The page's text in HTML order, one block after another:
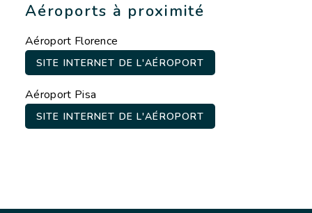
Aéroports à proximité
Aéroport Florence
SITE INTERNET DE L'AÉROPORT
Aéroport Pisa
SITE INTERNET DE L'AÉROPORT